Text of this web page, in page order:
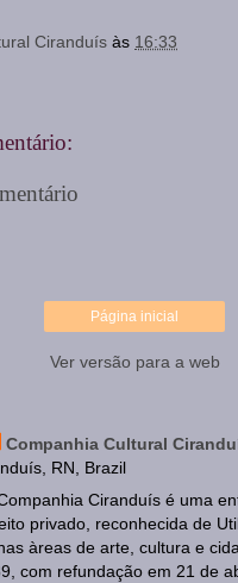
Ciranduís às 16:33
Página inicial
Ver versão para a web
Companhia Cultural
RN, Brazil
Ciranduís é uma
privado, reconhecida de
àreas de arte, cultura e
com refundação em 21 de